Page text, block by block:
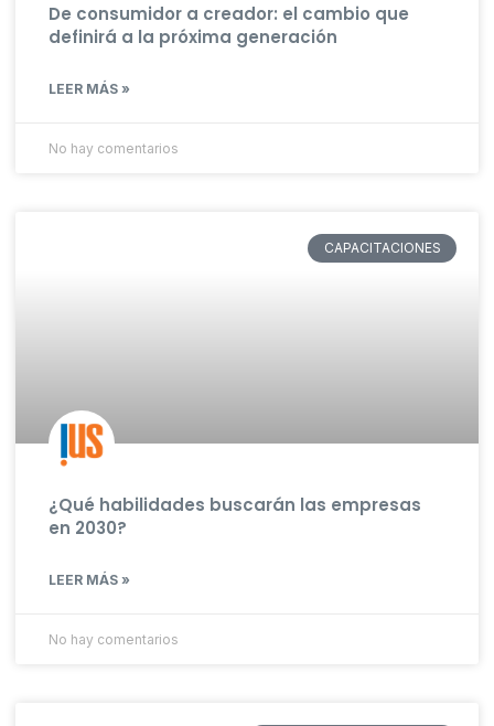
De consumidor a creador: el cambio que
definirá a la próxima generación
LEER MÁS »
No hay comentarios
CAPACITACIONES
¿Qué habilidades buscarán las empresas
en 2030?
LEER MÁS »
No hay comentarios